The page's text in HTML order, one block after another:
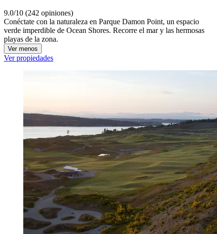
9.0/10 (242 opiniones)
Conéctate con la naturaleza en Parque Damon Point, un espacio
verde imperdible de Ocean Shores. Recorre el mar y las hermosas
playas de la zona.
Ver menos
Ver propiedades